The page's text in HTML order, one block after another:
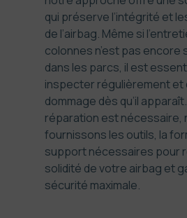
qui préserve l’intégrité et
de l’airbag. Même si
colonnes n’est pas encore
dans les parcs, il est
inspecter régulièrement
dommage dès qu’il
réparation est nécessaire,
fournissons les outils, la
support nécessaires pour
solidité de votre airbag et
sécurité maximale.